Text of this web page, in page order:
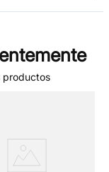
productos